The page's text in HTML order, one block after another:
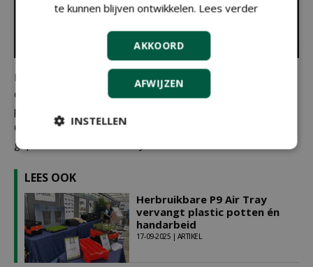
Rob Tolenaars van TTS Total Transplant Solutions
op de eerste beursdag de 'Jan van Dongenprijs', Dit is een
prijs voor de beste stand van toeleveranciers.
Op hun stand laten ze onder andere hun nieuwe en
gepatenteerde P9 Air Tray zien.
LEES OOK
Herbruikbare P9 Air Tray
vervangt plastic potten én
handarbeid
17-09-2025 | ARTIKEL
te kunnen blijven ontwikkelen. Lees verder
AKKOORD
AFWIJZEN
INSTELLEN